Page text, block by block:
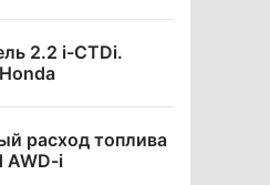
2.2 i-CTDi.
расход топлива
AWD-i